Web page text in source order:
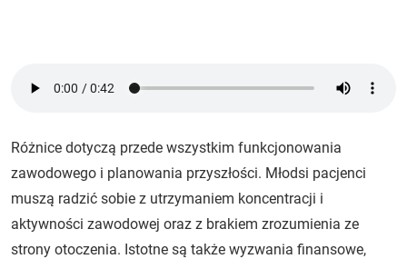
Różnice dotyczą przede wszystkim funkcjonowania
zawodowego i planowania przyszłości. Młodsi pacjenci
muszą radzić sobie z utrzymaniem koncentracji i
aktywności zawodowej oraz z brakiem zrozumienia ze
strony otoczenia. Istotne są także wyzwania finansowe,